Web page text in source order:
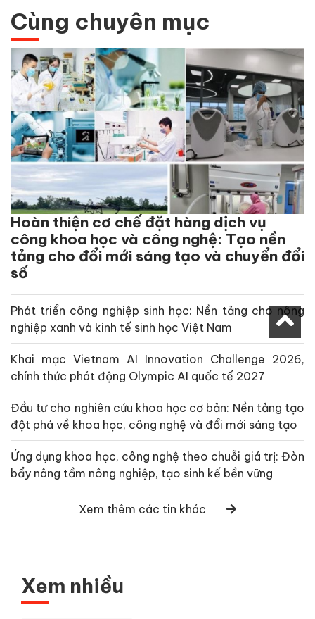
Cùng chuyên mục
Hoàn thiện cơ chế đặt hàng dịch vụ
công khoa học và công nghệ: Tạo nền
tảng cho đổi mới sáng tạo và chuyển đổi
số
Phát triển công nghiệp sinh học: Nền tảng cho nông
nghiệp xanh và kinh tế sinh học Việt Nam
Khai mạc Vietnam AI Innovation Challenge 2026,
chính thức phát động Olympic AI quốc tế 2027
Đầu tư cho nghiên cứu khoa học cơ bản: Nền tảng tạo
đột phá về khoa học, công nghệ và đổi mới sáng tạo
Ứng dụng khoa học, công nghệ theo chuỗi giá trị: Đòn
bẩy nâng tầm nông nghiệp, tạo sinh kế bền vững
Xem thêm các tin khác
Xem nhiều